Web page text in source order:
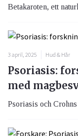
Betakaroten, ett
3 april, 2025 Hud & Hår
Psoriasis:
med
Psoriasis och